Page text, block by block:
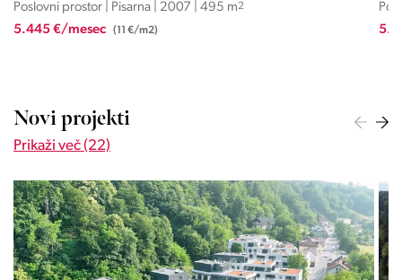
Poslovni prostor | Pisarna | 2020 | 395 m
5.527 €/mesec
Novi projekti
Prikaži več (22)